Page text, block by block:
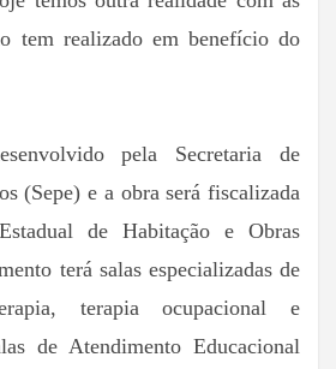
tem realizado em benefício do
pela Secretaria de
(Sepe) e a obra será fiscalizada
de Habitação e Obras
terá salas especializadas de
terapia ocupacional e
de Atendimento Educacional